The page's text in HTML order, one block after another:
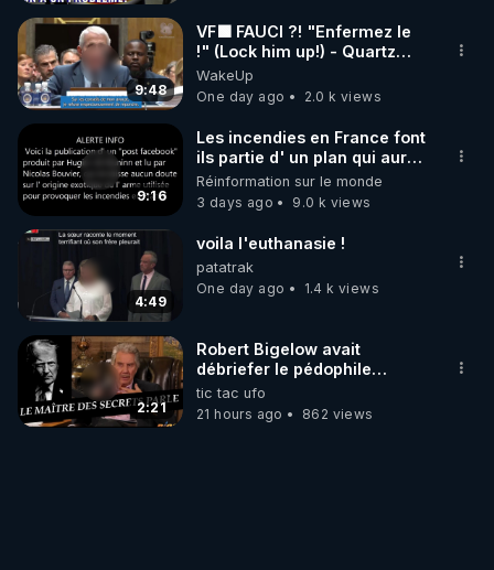
9:48
VF🟩 FAUCI ?! "Enfermez le
!" (Lock him up!) - Quartz
Traduction
WakeUp
One day ago
2.0 k views
9:16
Les incendies en France font
ils partie d' un plan qui aurait
débuté le 11 septembre 2001
?
Réinformation sur le monde
3 days ago
9.0 k views
4:49
voila l'euthanasie !
patatrak
One day ago
1.4 k views
2:21
Robert Bigelow avait
débriefer le pédophile
génocidaire de donald j
trump
tic tac ufo
21 hours ago
862 views